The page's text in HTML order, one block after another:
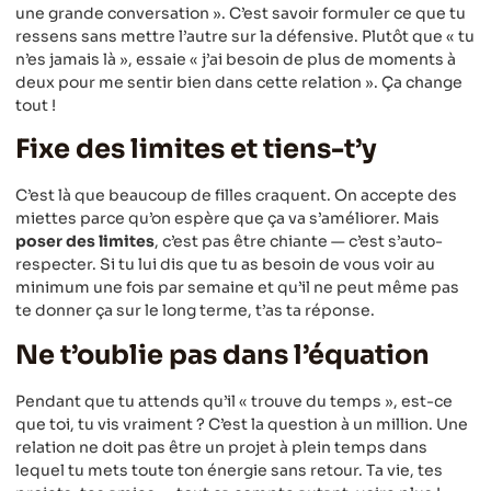
une grande conversation ». C’est savoir formuler ce que tu
ressens sans mettre l’autre sur la défensive. Plutôt que « tu
n’es jamais là », essaie « j’ai besoin de plus de moments à
deux pour me sentir bien dans cette relation ». Ça change
tout !
Fixe des limites et tiens-t’y
C’est là que beaucoup de filles craquent. On accepte des
miettes parce qu’on espère que ça va s’améliorer. Mais
poser des limites, c’est pas être chiante — c’est s’auto-
respecter. Si tu lui dis que tu as besoin de vous voir au
minimum une fois par semaine et qu’il ne peut même pas
te donner ça sur le long terme, t’as ta réponse.
Ne t’oublie pas dans l’équation
Pendant que tu attends qu’il « trouve du temps », est-ce
que toi, tu vis vraiment ? C’est la question à un million. Une
relation ne doit pas être un projet à plein temps dans
lequel tu mets toute ton énergie sans retour. Ta vie, tes